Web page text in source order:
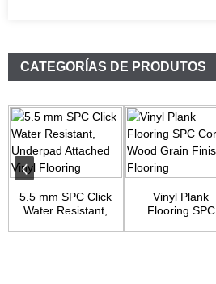
CATEGORÍAS DE PRODUTOS
5.5 mm SPC Click
Water Resistant,
Vinyl Plank
Flooring SPC